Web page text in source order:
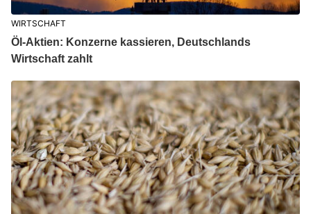
WIRTSCHAFT
Öl-Aktien: Konzerne kassieren, Deutschlands
Wirtschaft zahlt